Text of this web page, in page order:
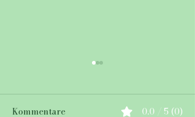
Kommentare 0.0 / 5 (0)